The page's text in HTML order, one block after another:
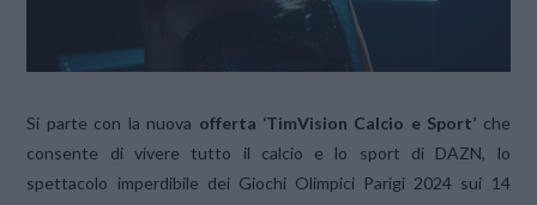
Si parte con la nuova offerta ‘TimVision Calcio e Sport’ che
consente di vivere tutto il calcio e lo sport di DAZN, lo
spettacolo imperdibile dei Giochi Olimpici Parigi 2024 sui 14